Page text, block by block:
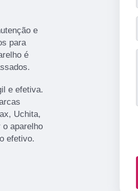
e
para
é
e efetiva.
Uchita,
aparelho
efetivo.